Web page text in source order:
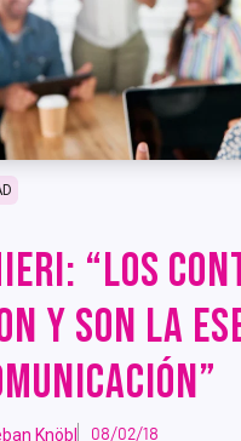
“LOS
Y SON LA
Knöbl 08/02/18